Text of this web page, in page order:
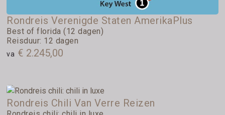
Rondreis Verenigde Staten AmerikaPlus
Best of florida (12 dagen)
Reisduur: 12 dagen
va € 2.245,00
Rondreis Chili Van Verre Reizen